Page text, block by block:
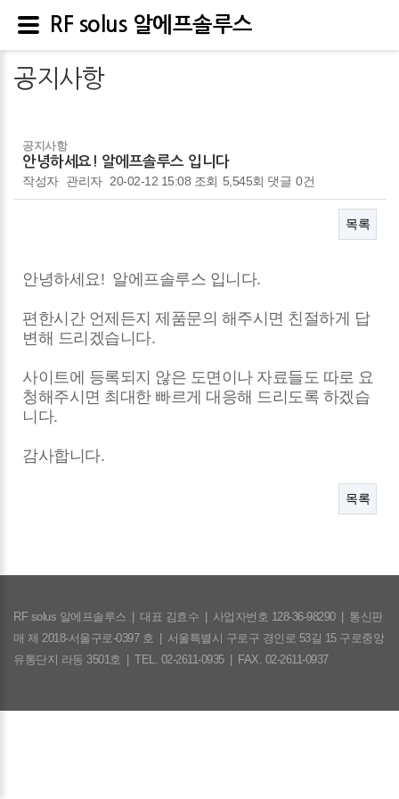
공지사항
공지사항
안녕하세요! 알에프솔루스 입니다
작성자 관리자 20-02-12 15:08 조회 5,545회 댓글 0건
목록
본문
안녕하세요! 알에프솔루스 입니다.
편한시간 언제든지 제품문의 해주시면 친절하게 답
변해 드리겠습니다.
사이트에 등록되지 않은 도면이나 자료들도 따로 요
청해주시면 최대한 빠르게 대응해 드리도록 하겠습
니다.
감사합니다.
목록
RF solus 알에프솔루스 대표 김효수 사업자번호 128-36-98290
통신판
매 제 2018-서울구로-0397 호
서울특별시 구로구 경인로 53길 15 구로중앙
유통단지 라동 3501호
TEL. 02-2611-0935 FAX. 02-2611-0937
RF solus 알에프솔루스